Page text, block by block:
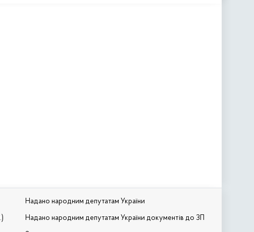
Надано народним депутатам України
Надано народним депутатам України документів до ЗП